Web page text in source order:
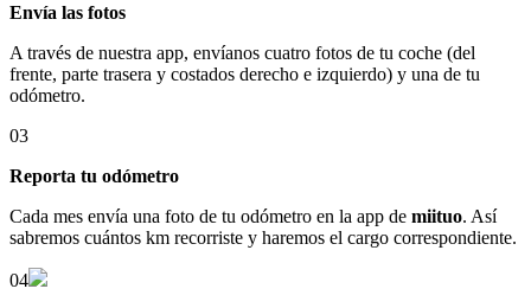
Envía las fotos
A través de nuestra app, envíanos cuatro fotos de tu coche (del
frente, parte trasera y costados derecho e izquierdo) y una de tu
odómetro.
03
Reporta tu odómetro
Cada mes envía una foto de tu odómetro en la app de miituo. Así
sabremos cuántos km recorriste y haremos el cargo correspondiente.
04